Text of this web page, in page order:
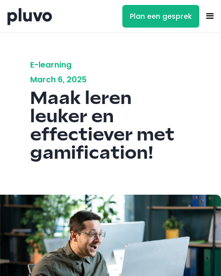
Plan een gesprek
E-learning
March 6, 2025
Maak leren
leuker en
effectiever met
gamification!